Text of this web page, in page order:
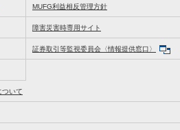
MUFG利益相反管理方針
障害災害時専用サイト
証券取引等監視委員会〈情報提供窓口〉
ついて